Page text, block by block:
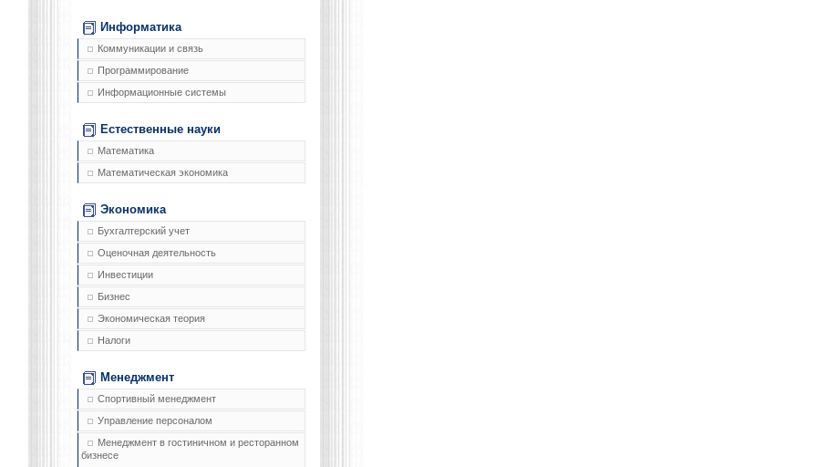
Информатика
Коммуникации и связь
Программирование
Информационные системы
Естественные науки
Математика
Математическая экономика
Экономика
Бухгалтерский учет
Оценочная деятельность
Инвестиции
Бизнес
Экономическая теория
Налоги
Менеджмент
Спортивный менеджмент
Управление персоналом
Менеджмент в гостиничном и ресторанном
бизнесе